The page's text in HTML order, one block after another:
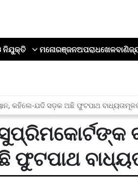
ନିଯୁକ୍ତି ମନୋରଞ୍ଜନଅପରାଧଖେଳ
କହିଲେ-ଯଦି ସଡ଼କ ଅଛି ଫୁଟପାଥ
ସୁପ୍ରିମକୋର୍ଟଙ୍କ
ଫୁଟପାଥ